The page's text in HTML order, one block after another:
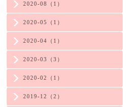
2020-08（1）
2020-05（1）
2020-04（1）
2020-03（3）
2020-02（1）
2019-12（2）